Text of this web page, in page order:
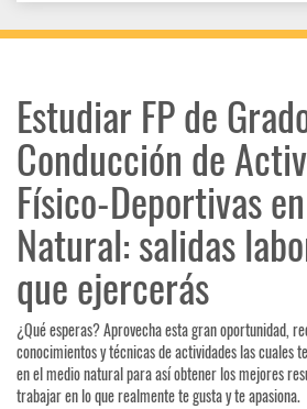
Estudiar FP de
Conducción de
Físico-Deportivas
Natural: salidas
que ejercerás
¿Qué esperas? Aprovecha esta gran oportunidad,
conocimientos y técnicas de actividades las cuales
en el medio natural para así obtener los mejores
trabajar en lo que realmente te gusta y te apasiona.